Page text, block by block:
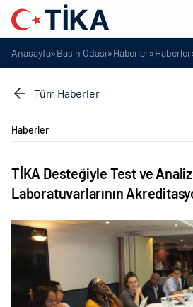
Anasayfa»Basın Odası»Haberler»Haberler
Tüm Haberler
Haberler
TİKA Desteğiyle Test ve Analiz
Laboratuvarlarının